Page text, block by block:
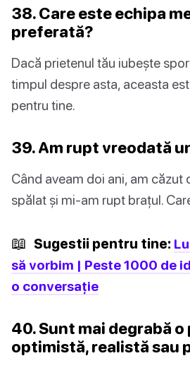
38. Care este echipa
preferată?
Dacă prietenul tău iubește
timpul despre asta, aceasta
pentru tine.
39. Am rupt vreodată
Când aveam doi ani, am căzut
spălat și mi-am rupt brațul.
📖 Sugestii pentru tine:
să vorbim | Peste 1000 de
o conversație
40. Sunt mai degrabă o
optimistă, realistă sau